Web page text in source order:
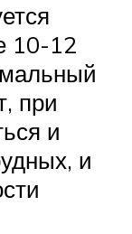
10-12
при
и
и